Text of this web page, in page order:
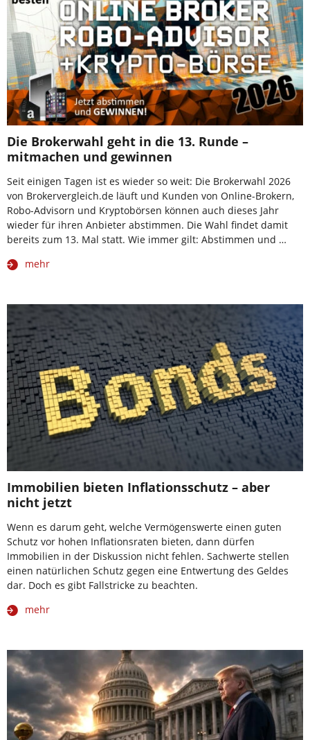
Die Brokerwahl geht in die 13. Runde –
mitmachen und gewinnen
Seit einigen Tagen ist es wieder so weit: Die Brokerwahl 2026
von Brokervergleich.de läuft und Kunden von Online-Brokern,
Robo-Advisorn und Kryptobörsen können auch dieses Jahr
wieder für ihren Anbieter abstimmen. Die Wahl findet damit
bereits zum 13. Mal statt. Wie immer gilt: Abstimmen und …
mehr
Immobilien bieten Inflationsschutz – aber
nicht jetzt
Wenn es darum geht, welche Vermögenswerte einen guten
Schutz vor hohen Inflationsraten bieten, dann dürfen
Immobilien in der Diskussion nicht fehlen. Sachwerte stellen
einen natürlichen Schutz gegen eine Entwertung des Geldes
dar. Doch es gibt Fallstricke zu beachten.
mehr